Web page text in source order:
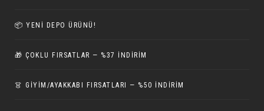
📦 YENI DEPO ÜRÜNÜ!
🎁 ÇOKLU FIRSATLAR — %37 İNDIRIM
👗 GİYİM/AYAKKABI FIRSATLARI — %50 İNDIRIM